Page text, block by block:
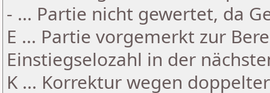
- ... Partie nicht gewertet, da
E ... Partie vorgemerkt zur
Einstiegselozahl in der
K ... Korrektur wegen